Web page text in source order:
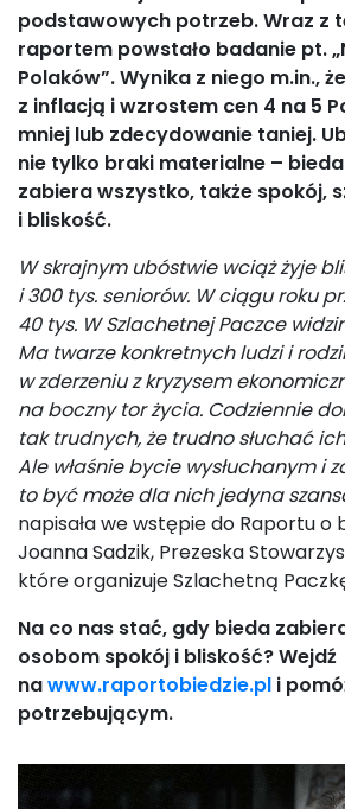
podstawowych potrzeb. Wraz z
raportem powstało badanie pt.
Polaków”. Wynika z niego m.in.,
z inflacją i wzrostem cen 4 na 5
mniej lub zdecydowanie taniej.
nie tylko braki materialne –
zabiera wszystko, także spokój,
i bliskość.
W skrajnym ubóstwie wciąż żyje
i 300 tys. seniorów. W ciągu roku
40 tys. W Szlachetnej Paczce
Ma twarze konkretnych ludzi i
w zderzeniu z kryzysem
na boczny tor życia. Codziennie
tak trudnych, że trudno słuchać
Ale właśnie bycie wysłuchanym i
to być może dla nich jedyna
napisała we wstępie do Raportu o
Joanna Sadzik, Prezeska
które organizuje Szlachetną
Na co nas stać, gdy bieda
osobom spokój i bliskość? Wejdź
nawww.raportobiedzie.pl i
potrzebującym.